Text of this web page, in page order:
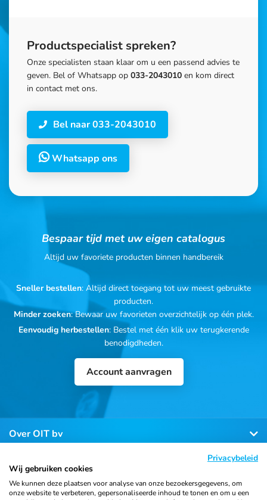
Productspecialist spreken?
Onze specialisten staan klaar om u een passend advies te
geven. Bel of Whatsapp op 033-2043010 en kom direct
in contact met ons.
Bel naar 033-2043010
Whatsapp ons
Bespaar tijd met uw eigen catalogus
Altijd uw favoriete producten binnen handbereik
Sneller bestellen: Altijd direct toegang tot uw meest gebruikte
producten.
Minder zoeken: Bewaar uw favorieten overzichtelijk op één plek.
Eenvoudig herbestellen: Bestel met één klik uw terugkerende
benodigdheden.
Account aanvragen
Over OIT bv
Klantenservice
Privacybeleid
Wij gebruiken cookies
We kunnen deze plaatsen voor analyse van onze bezoekersgegevens, om
onze website te verbeteren, gepersonaliseerde inhoud te tonen en om u een